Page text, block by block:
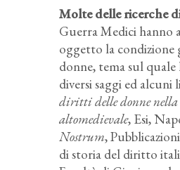
Molte delle ricerche
Guerra Medici hanno
oggetto la condizione
donne, tema sul
diversi saggi ed alcuni
diritti delle donne nella
altomedievale, Esi,
Nostrum,
di storia del diritto